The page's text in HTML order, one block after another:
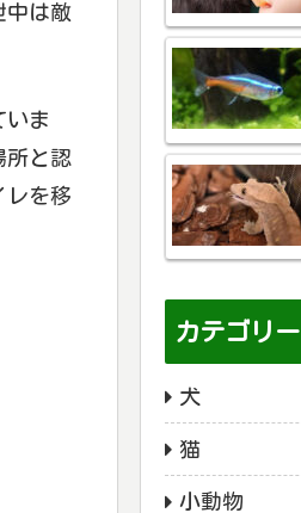
中は敵
いま
所と認
レを移
カテゴリー
犬
猫
小動物